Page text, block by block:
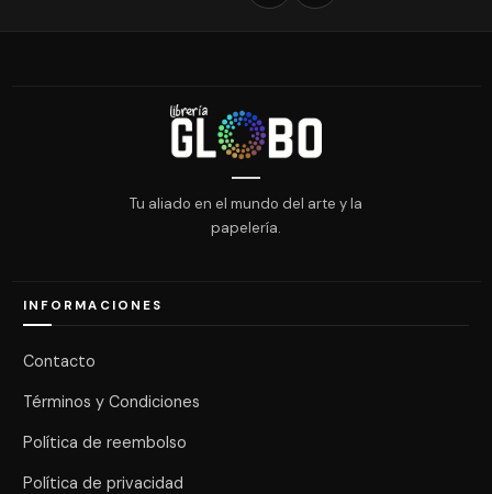
Tu aliado en el mundo del arte y la
papelería.
INFORMACIONES
Contacto
Términos y Condiciones
Política de reembolso
Política de privacidad